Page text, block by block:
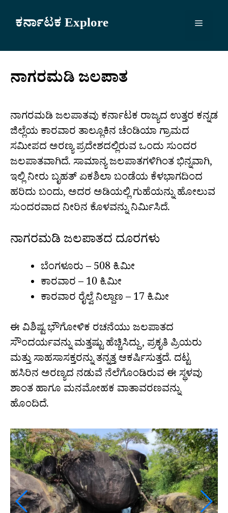
ಕರ್ನಾಟಕ Explore Menu
ನಾಗರಮಡಿ ಜಲಪಾತ
ನಾಗರಮಡಿ ಜಲಪಾತವು ಕರ್ನಾಟಕ ರಾಜ್ಯದ ಉತ್ತರ ಕನ್ನಡ
ಜಿಲ್ಲೆಯ ಕಾರವಾರ ತಾಲ್ಲೂಕಿನ ಚೆಂಡಿಯಾ ಗ್ರಾಮದ
ಸಮೀಪದ ಅರಣ್ಯ ಪ್ರದೇಶದಲ್ಲಿರುವ ಒಂದು ಸುಂದರ
ಜಲಪಾತವಾಗಿದೆ. ಸಾಮಾನ್ಯ ಜಲಪಾತಗಳಿಗಿಂತ ಭಿನ್ನವಾಗಿ,
ಇಲ್ಲಿ ನೀರು ಬೃಹತ್ ಏಕಶಿಲಾ ಬಂಡೆಯ ಕೆಳಭಾಗದಿಂದ
ಹರಿದು ಬಂದು, ಅದರ ಅಡಿಯಲ್ಲಿ ಗುಹೆಯನ್ನು ಹೋಲುವ
ಸುಂದರವಾದ ನೀರಿನ ಕೊಳವನ್ನು ನಿರ್ಮಿಸಿದೆ.
ನಾಗರಮಡಿ ಜಲಪಾತದ ದೂರಗಳು
ಬೆಂಗಳೂರು – 508 ಕಿ.ಮೀ
ಕಾರವಾರ – 10 ಕಿ.ಮೀ
ಕಾರವಾರ ರೈಲ್ವೆ ನಿಲ್ದಾಣ – 17 ಕಿ.ಮೀ
ಈ ವಿಶಿಷ್ಟ ಭೌಗೋಳಿಕ ರಚನೆಯು ಜಲಪಾತದ
ಸೌಂದರ್ಯವನ್ನು ಮತ್ತಷ್ಟು ಹೆಚ್ಚಿಸಿದ್ದು, ಪ್ರಕೃತಿ ಪ್ರಿಯರು
ಮತ್ತು ಸಾಹಸಾಸಕ್ತರನ್ನು ತನ್ನತ್ತ ಆಕರ್ಷಿಸುತ್ತದೆ. ದಟ್ಟ
ಹಸಿರಿನ ಅರಣ್ಯದ ನಡುವೆ ನೆಲೆಗೊಂಡಿರುವ ಈ ಸ್ಥಳವು
ಶಾಂತ ಹಾಗೂ ಮನಮೋಹಕ ವಾತಾವರಣವನ್ನು
ಹೊಂದಿದೆ.